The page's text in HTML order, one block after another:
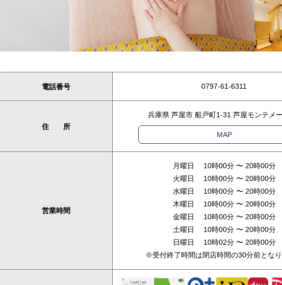
電話番号 0797-61-6311
住 所
兵庫県 芦屋市 船戸町1-31 芦屋モンテメ
MAP
営業時間
月曜日 10時00分 〜 20時00分
火曜日 10時00分 〜 20時00分
水曜日 10時00分 〜 20時00分
木曜日 10時00分 〜 20時00分
金曜日 10時00分 〜 20時00分
土曜日 10時00分 〜 20時00分
日曜日 10時02分 〜 20時00分
※受付終了時間は閉店時間の30分前とな